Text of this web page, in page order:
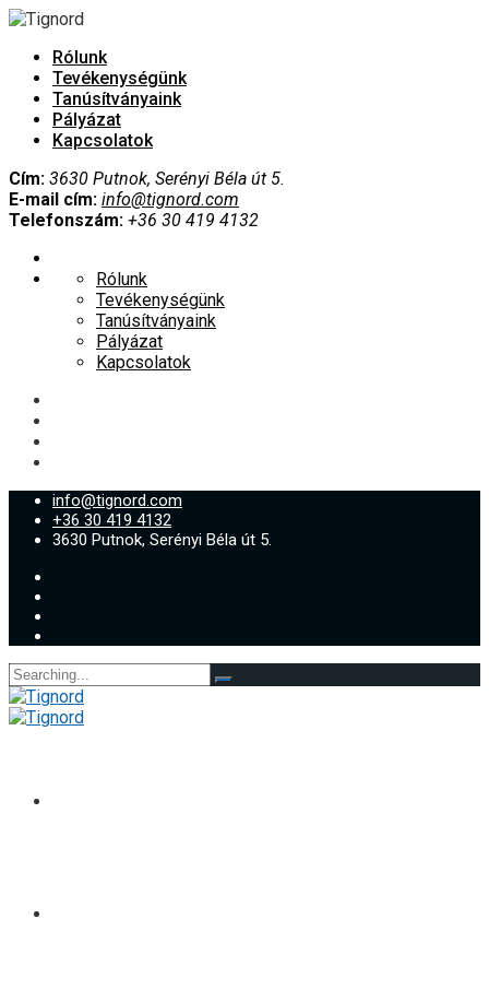
Rólunk
Tevékenységünk
Tanúsítványaink
Pályázat
Kapcsolatok
Cím: 3630 Putnok, Serényi Béla út 5.
E-mail cím: info@tignord.com
Telefonszám: +36 30 419 4132
Rólunk
Tevékenységünk
Tanúsítványaink
Pályázat
Kapcsolatok
info@tignord.com
+36 30 419 4132
3630 Putnok, Serényi Béla út 5.
Search
for: